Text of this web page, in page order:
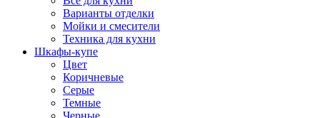
Варианты отделки
Мойки и смесители
Техника для кухни
Шкафы-купе
Цвет
Коричневые
Серые
Темные
Черные